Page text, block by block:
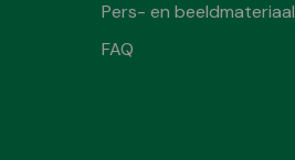
Pers- en beeldmateriaal
FAQ